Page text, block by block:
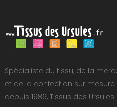
Spécialiste du tissu, de la
et de la confection sur mesure
depuis 1986, Tissus des